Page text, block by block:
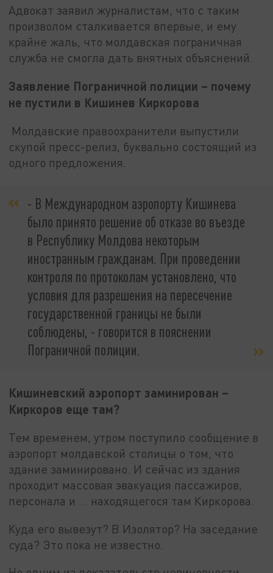
Адвокат заявил журналистам, что с таким
произволом сталкивается впервые, и ему
крайне жаль, что молдавская пограничная
служба не смогла дать внятных объяснений.
Заявление Пограничной полиции – почему
не пустили в Кишинев Киркорова
Молдавские правоохранители выпустили
скупой пресс-релиз, буквально состоящий из
одного предложения.
- В Международном аэропорту Кишинева
было принято решение об отказе во въезде
в Республику Молдова некоторым
иностранным гражданам. При проведении
контроля по протоколам установлено, что
условия для разрешения на пересечение
государственной границы не были
соблюдены, - говорится в пояснении
Пограничной полиции.
Кишиневский аэропорт заминирован –
Киркоров еще там?
Тем временем, утром поступило сообщение в
аэропорт молдавской столицы о том, что
здание заминировано. И сейчас из здания
проходит массовая эвакуация пассажиров,
персонала и … находящегося там Киркорова.
Куда его вывезут? В Изолятор? На заседание
суда? Это пока не известно.